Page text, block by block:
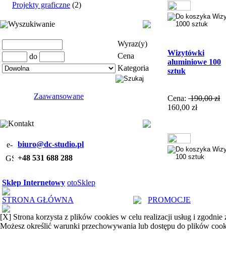
Projekty graficzne (2)
Wyszukiwanie
Wyraz(y)
do
Cena
Kategoria
Zaawansowane
Kontakt
biuro@dc-studio.pl
+48 531 688 288
Wizytówki
aluminiowe 100
sztuk
Cena: 190,00 zł
160,00 zł
Sklep Internetowy otoSklep
STRONA GŁÓWNA
PROMOCJE
[X] Strona korzysta z plików cookies w celu realizacji usług i zgodnie
Możesz określić warunki przechowywania lub dostępu do plików